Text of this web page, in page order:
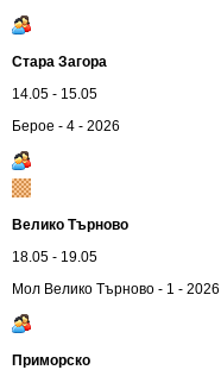
Стара Загора
14.05 - 15.05
Берое - 4 - 2026
Велико Търново
18.05 - 19.05
Мол Велико Търново - 1 - 2026
Приморско